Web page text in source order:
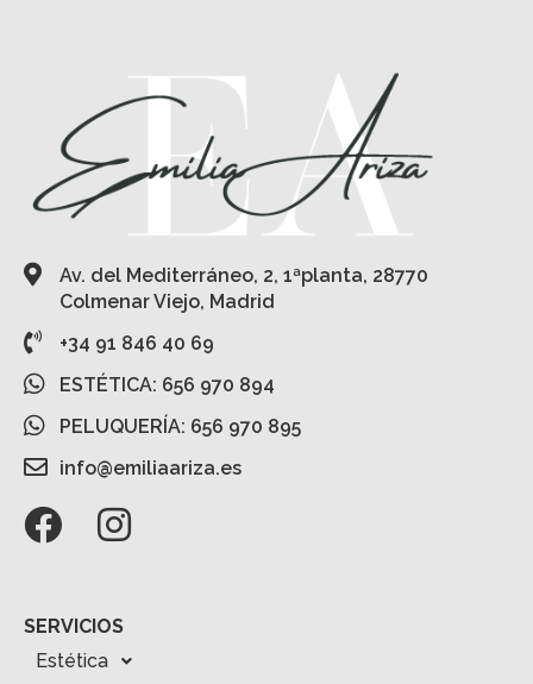
Av. del Mediterráneo, 2, 1ªplanta, 28770
Colmenar Viejo, Madrid
+34 91 846 40 69
ESTÉTICA: 656 970 894
PELUQUERÍA: 656 970 895
info@emiliaariza.es
SERVICIOS
Estética